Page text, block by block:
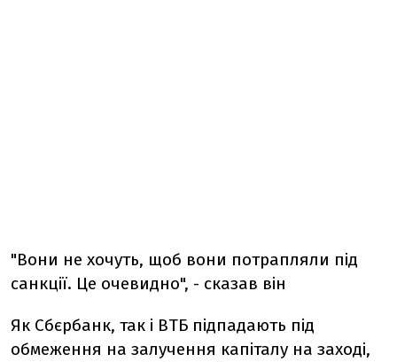
"Вони не хочуть, щоб вони потрапляли під
санкції. Це очевидно", - сказав він
Як Сбєрбанк, так і ВТБ підпадають під
обмеження на залучення капіталу на заході,